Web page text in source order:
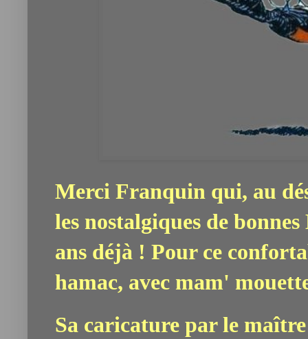
Merci Franquin qui, au
les nostalgiques de
ans déjà ! Pour ce
hamac, avec mam'
Sa caricature par le